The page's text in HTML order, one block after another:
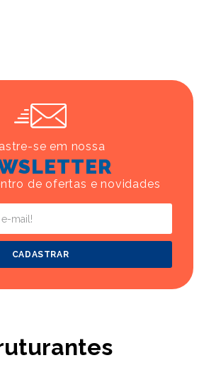
se em nossa
de ofertas e novidades
CADASTRAR